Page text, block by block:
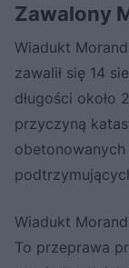
Zawalony
Wiadukt
zawalił się 14
długości około
przyczyną
Wiadukt
To przeprawa